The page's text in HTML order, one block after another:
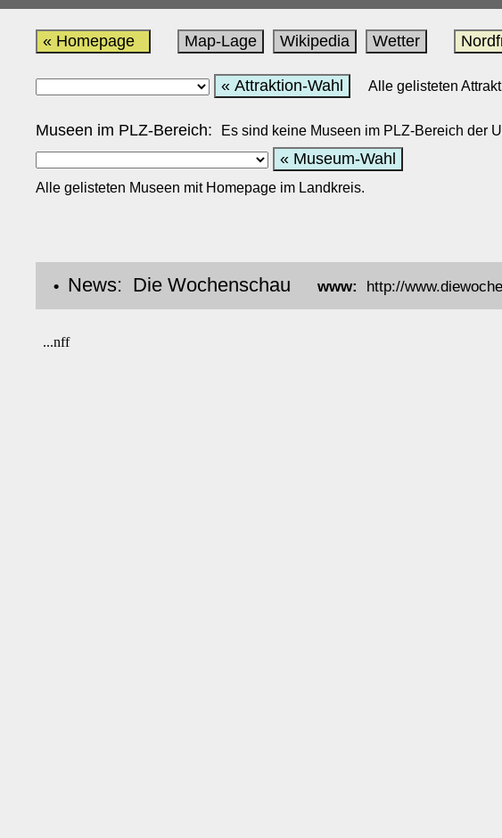
« Homepage Map-Lage Wikipedia Wetter
« Attraktion-Wahl Alle gelisteten
Museen im PLZ-Bereich: Es sind keine Museen im PLZ-Bereich der
« Museum-Wahl
Alle gelisteten Museen mit Homepage im Landkreis.
• News: Die Wochenschauwww: http://